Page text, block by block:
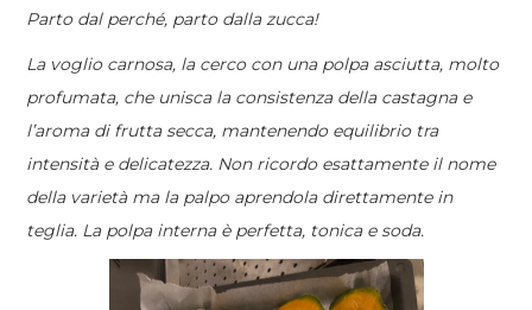
Parto dal perché, parto dalla zucca!
La voglio carnosa, la cerco con una polpa asciutta, molto
profumata, che unisca la consistenza della castagna e
l’aroma di frutta secca, mantenendo equilibrio tra
intensità e delicatezza. Non ricordo esattamente il nome
della varietà ma la palpo aprendola direttamente in
teglia. La polpa interna è perfetta, tonica e soda.